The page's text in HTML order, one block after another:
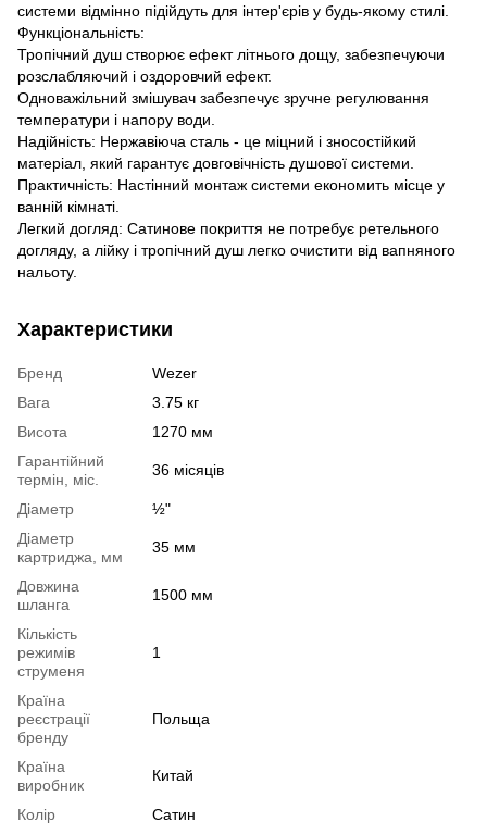
системи відмінно підійдуть для інтер'єрів у будь-якому стилі.
Функціональність:
Тропічний душ створює ефект літнього дощу, забезпечуючи
розслабляючий і оздоровчий ефект.
Одноважільний змішувач забезпечує зручне регулювання
температури і напору води.
Надійність: Нержавіюча сталь - це міцний і зносостійкий
матеріал, який гарантує довговічність душової системи.
Практичність: Настінний монтаж системи економить місце у
ванній кімнаті.
Легкий догляд: Сатинове покриття не потребує ретельного
догляду, а лійку і тропічний душ легко очистити від вапняного
нальоту.
Характеристики
Бренд
Wezer
Вага
3.75 кг
Висота
1270 мм
Гарантійний
термін, міс.
36 місяців
Діаметр
½"
Діаметр
картриджа, мм
35 мм
Довжина
шланга
1500 мм
Кількість
режимів
струменя
1
Країна
реєстрації
бренду
Польща
Країна
виробник
Китай
Колір Сатин